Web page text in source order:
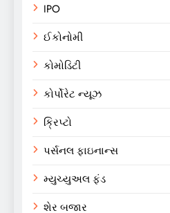
IPO
ઈકોનોમી
કોમોડિટી
કોર્પોરેટ ન્યૂઝ
ક્રિપ્ટો
પર્સનલ ફાઇનાન્સ
મ્યુચ્યુઅલ ફંડ
શેર બજાર